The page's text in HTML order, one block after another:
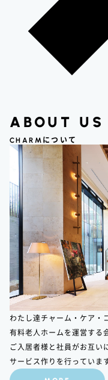
ABOUT US
CHARM について
わたし達チャーム・ケア・
有料老人ホームを運営する
ご入居者様と社員がお互い
サービス作りを行っていま